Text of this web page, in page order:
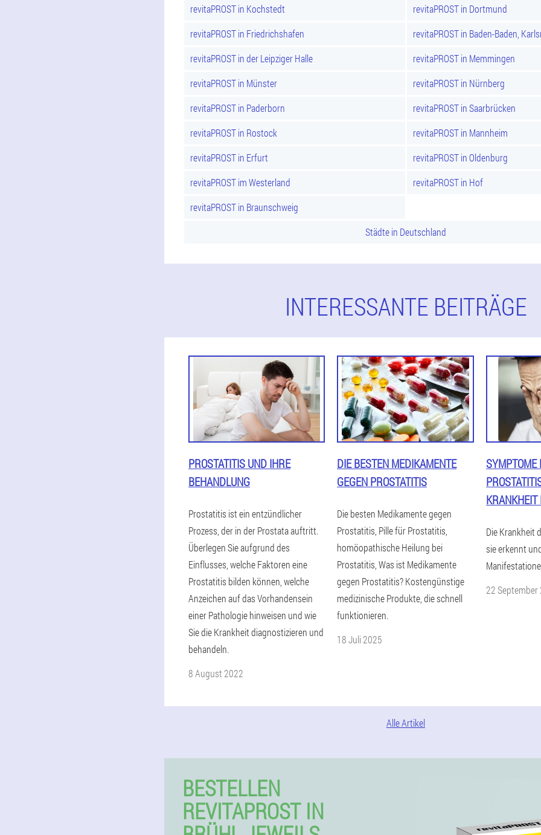
revitaPROST in Kochstedt
revitaPROST in Dortmund
revitaPROST in Friedrichshafen
revitaPROST in Baden-Baden,
revitaPROST in der Leipziger Halle
revitaPROST in Memmingen
revitaPROST in Münster
revitaPROST in Nürnberg
revitaPROST in Paderborn
revitaPROST in Saarbrücken
revitaPROST in Rostock
revitaPROST in Mannheim
revitaPROST in Erfurt
revitaPROST in Oldenburg
revitaPROST im Westerland
revitaPROST in Hof
revitaPROST in Braunschweig
Städte in Deutschland
INTERESSANTE BEITRÄGE
PROSTATITIS UND IHRE
BEHANDLUNG
Prostatitis ist ein entzündlicher
Prozess, der in der Prostata auftritt.
Überlegen Sie aufgrund des
Einflusses, welche Faktoren eine
Prostatitis bilden können, welche
Anzeichen auf das Vorhandensein
einer Pathologie hinweisen und wie
Sie die Krankheit diagnostizieren und
behandeln.
8 August 2022
DIE BESTEN MEDIKAMENTE
GEGEN PROSTATITIS
Die besten Medikamente gegen
Prostatitis, Pille für Prostatitis,
homöopathische Heilung bei
Prostatitis, Was ist Medikamente
gegen Prostatitis? Kostengünstige
medizinische Produkte, die schnell
funktionieren.
18 Juli 2025
SYMPTOME
KRANKHEIT
Die Krankheit
sie erkennt
22 September
Alle Artikel
BESTELLEN
REVITAPROST IN